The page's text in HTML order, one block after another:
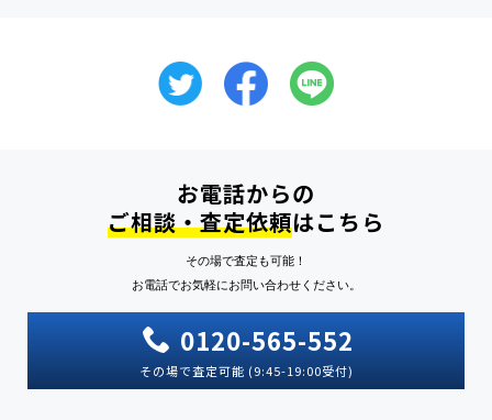
お電話からの
ご相談・査定依頼はこちら
その場で査定も可能！
お電話でお気軽にお問い合わせください。
0120-565-552
その場で査定可能 (9:45-19:00受付)